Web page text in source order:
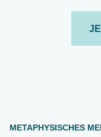
METAPHYSISCHES